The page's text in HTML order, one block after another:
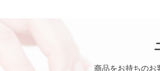
商品をお持ちのお